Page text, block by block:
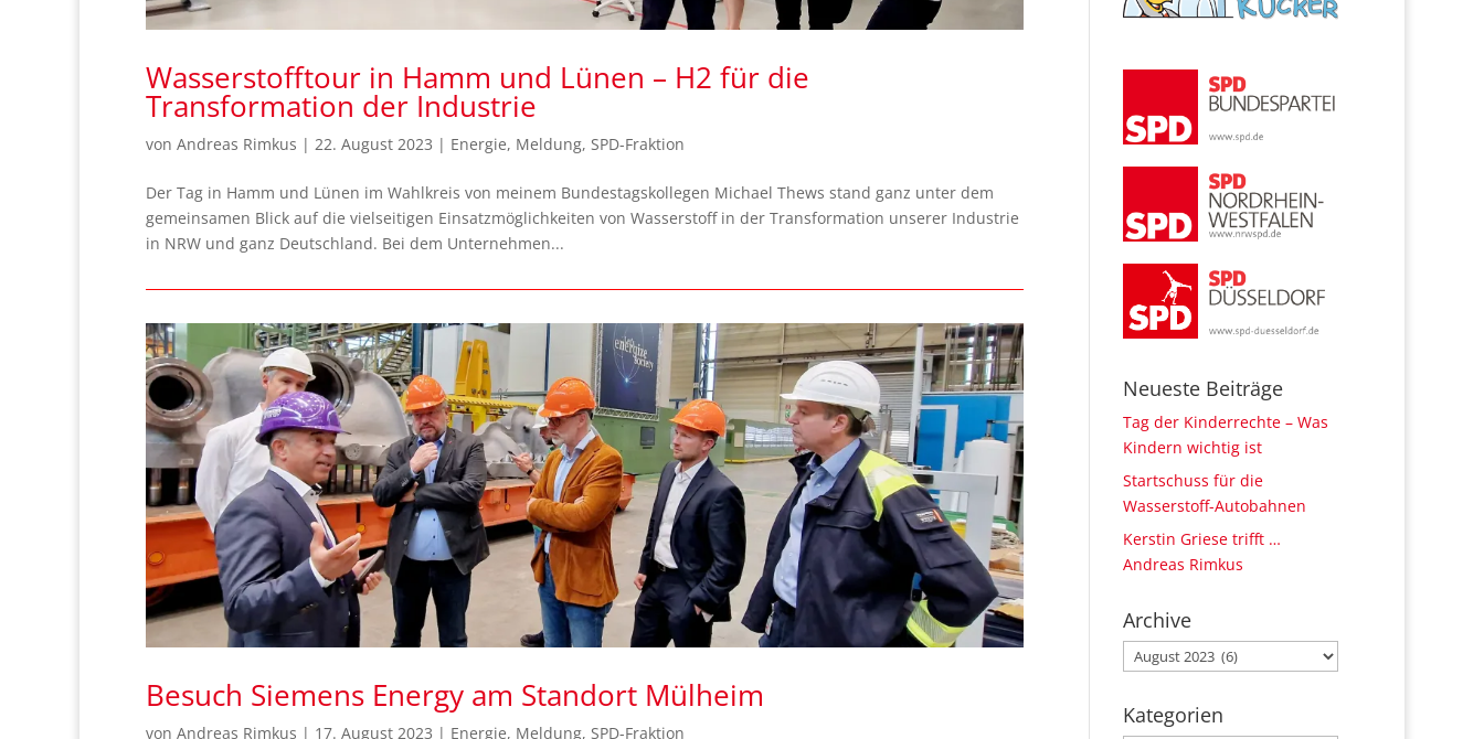
Wasserstofftour in Hamm und Lünen – H2 für die
Transformation der Industrie
von Andreas Rimkus | 22. August 2023 | Energie, Meldung, SPD-Fraktion
Der Tag in Hamm und Lünen im Wahlkreis von meinem Bundestagskollegen Michael Thews stand ganz unter dem
gemeinsamen Blick auf die vielseitigen Einsatzmöglichkeiten von Wasserstoff in der Transformation unserer Industrie
in NRW und ganz Deutschland. Bei dem Unternehmen...
Besuch Siemens Energy am Standort Mülheim
von Andreas Rimkus | 17. August 2023 | Energie, Meldung, SPD-Fraktion
Neueste Beiträge
Tag der Kinderrechte – Was
Kindern wichtig ist
Startschuss für die
Wasserstoff-Autobahnen
Kerstin Griese trifft …
Andreas Rimkus
Archive
Archive
Kategorien